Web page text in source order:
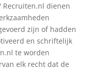
dienen
zijn of hadden
en schriftelijk
te worden
elk recht dat de